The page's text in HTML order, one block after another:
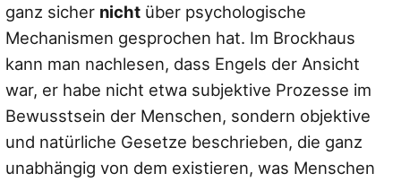
ganz sicher nicht über psychologische
Mechanismen gesprochen hat. Im Brockhaus
kann man nachlesen, dass Engels der Ansicht
war, er habe nicht etwa subjektive Prozesse im
Bewusstsein der Menschen, sondern objektive
und natürliche Gesetze beschrieben, die ganz
unabhängig von dem existieren, was Menschen